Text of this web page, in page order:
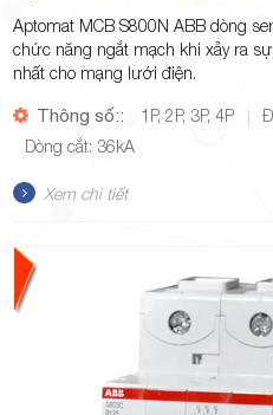
Aptomat MCB S800N ABB dòng
chức năng ngắt mạch khi xảy ra
nhất cho mạng lưới điện.
Thông số:: 1P, 2P, 3P, 4P
Dòng cắt: 36kA
Xem chi tiết